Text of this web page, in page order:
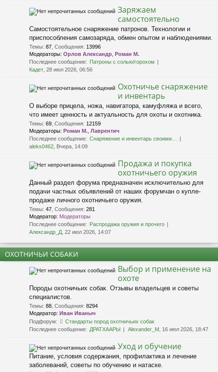
Заряжаем
самостоятельно
Самостоятельное снаряжение патронов. Технологии и
приспособления самозаряда, обмен опытом и наблюдениями.
Темы: 87 Сообщения: 13996
Модераторы: Орлов Александр Роман М.
Последнее сообщение: Патроны с солью/горохом
Кадет , 28 июл 2026, 06:56
Охотничье снаряжение
и инвентарь
О выборе прицела, ножа, навигатора, камуфляжа и всего,
что имеет ценность и актуальность для охоты и охотника.
Темы: 69 Сообщения: 12159
Модераторы: Роман М. Лаврентич
Последнее сообщение: Снаряжение и инвентарь своими…
aleks0462 , Вчера, 14:09
Продажа и покупка
охотничьего оружия
Данный раздел форума предназначен исключительно для
подачи частных объявлений от наших форумчан о купле-
продаже личного охотничьего оружия.
Темы: 47 Сообщения: 281
Модератор: Модераторы
Последнее сообщение: Распродажа оружия и прочего
Александр_Д , 22 июл 2026, 14:07
ОХОТНИЧЬИ СОБАКИ
Выбор и применение на
охоте
Породы охотничьих собак. Отзывы владельцев и советы
специалистов.
Темы: 88 Сообщения: 8294
Модератор: Иван Иваныч
Подфорум:
Стандарты пород охотничьих собак
Последнее сообщение: ДРАТХААРЫ Alexander_M , 16 июл 2026, 18:47
Уход и обучение
Питание, условия содержания, профилактика и лечение
заболеваний, советы по обучению и натаске.